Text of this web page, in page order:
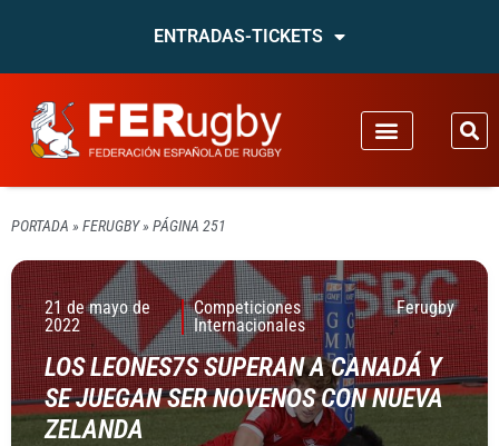
ENTRADAS-TICKETS
PORTADA » FERUGBY» PÁGINA 251
21 de mayo de
2022
Competiciones
Internacionales
Ferugby
LOS LEONES7S SUPERAN A CANADÁ Y
SE JUEGAN SER NOVENOS CON NUEVA
ZELANDA